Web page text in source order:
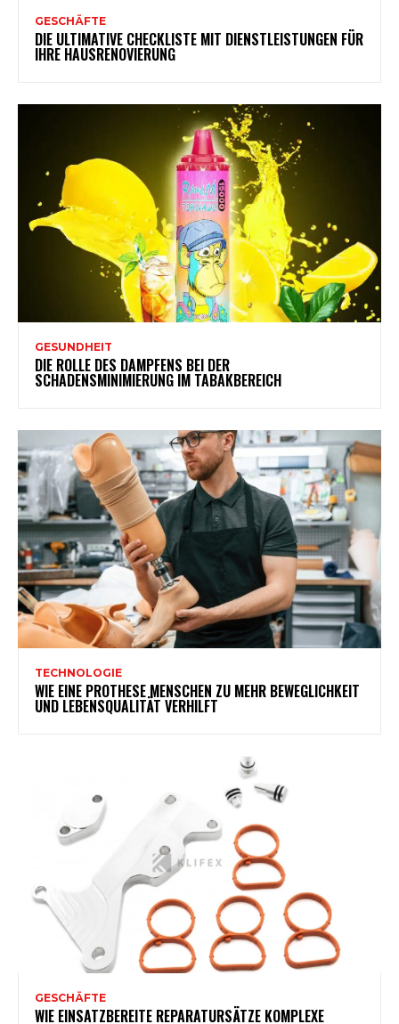
GESCHÄFTE
DIE ULTIMATIVE CHECKLISTE MIT DIENSTLEISTUNGEN FÜR
IHRE HAUSRENOVIERUNG
GESUNDHEIT
DIE ROLLE DES DAMPFENS BEI DER
SCHADENSMINIMIERUNG IM TABAKBEREICH
TECHNOLOGIE
WIE EINE PROTHESE MENSCHEN ZU MEHR BEWEGLICHKEIT
UND LEBENSQUALITÄT VERHILFT
GESCHÄFTE
WIE EINSATZBEREITE REPARATURSÄTZE KOMPLEXE